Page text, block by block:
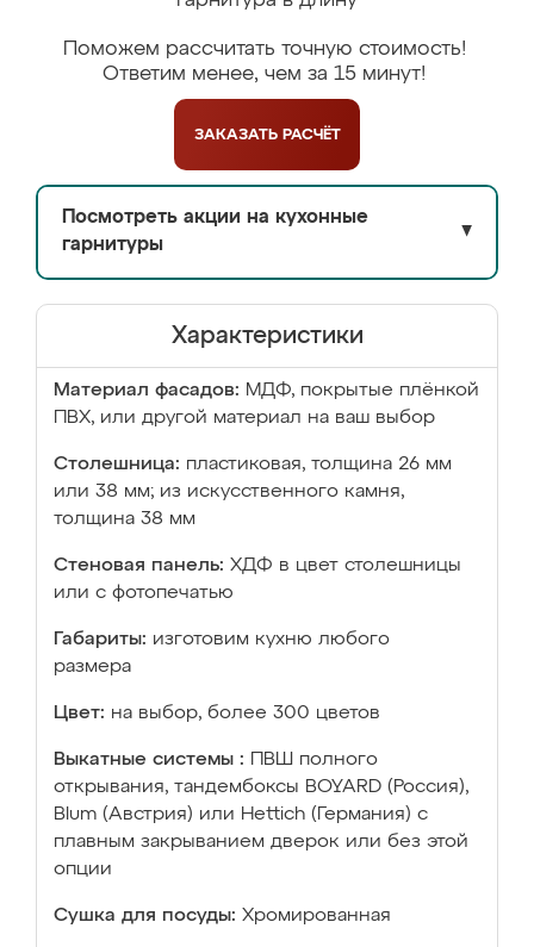
Поможем рассчитать точную стоимость!
Ответим менее, чем за 15 минут!
ЗАКАЗАТЬ РАСЧЁТ
Посмотреть акции на кухонные
гарнитуры
▼
Характеристики
Материал фасадов: МДФ, покрытые плёнкой
ПВХ, или другой материал на ваш выбор
Столешница: пластиковая, толщина 26 мм
или 38 мм; из искусственного камня,
толщина 38 мм
Стеновая панель: ХДФ в цвет столешницы
или с фотопечатью
Габариты: изготовим кухню любого
размера
Цвет: на выбор, более 300 цветов
Выкатные системы :
ПВШ полного
открывания, тандембоксы BOYARD (Россия),
Blum (Австрия) или Hettich (Германия) с
плавным закрыванием дверок или без этой
опции
Сушка для посуды: Хромированная